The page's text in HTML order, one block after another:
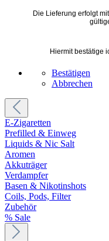
Die Lieferung erfolgt
Hiermit bestätige
Bestätigen
Abbrechen
E-Zigaretten
Prefilled & Einweg
Liquids & Nic Salt
Aromen
Akkuträger
Verdampfer
Basen & Nikotinshots
Coils, Pods, Filter
Zubehör
% Sale